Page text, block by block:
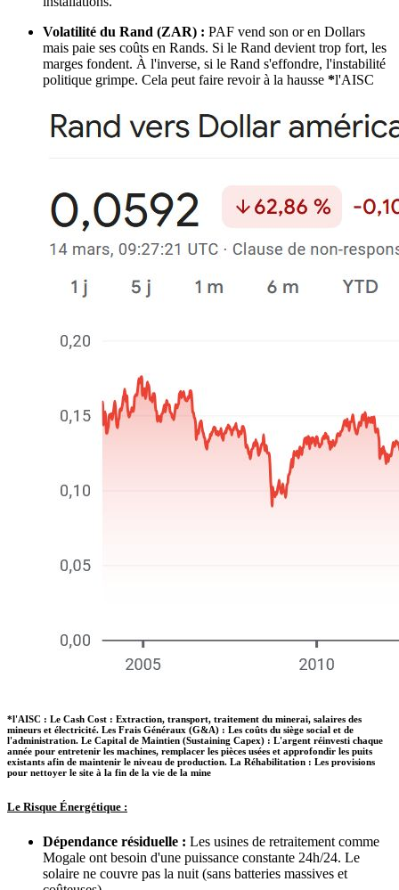
Volatilité du Rand (ZAR) : PAF vend son or en Dollars
mais paie ses coûts en Rands. Si le Rand devient trop fort, les
marges fondent. À l'inverse, si le Rand s'effondre, l'instabilité
politique grimpe. Cela peut faire revoir à la hausse *l'AISC
*l'AISC : Le Cash Cost : Extraction, transport, traitement du minerai, salaires des
mineurs et électricité. Les Frais Généraux (G&A) : Les coûts du siège social et de
l'administration. Le Capital de Maintien (Sustaining Capex) : L'argent réinvesti chaque
année pour entretenir les machines, remplacer les pièces usées et approfondir les puits
existants afin de maintenir le niveau de production. La Réhabilitation : Les provisions
pour nettoyer le site à la fin de la vie de la mine
Le Risque Énergétique :
Dépendance résiduelle : Les usines de retraitement comme
Mogale ont besoin d'une puissance constante 24h/24. Le
solaire ne couvre pas la nuit (sans batteries massives et